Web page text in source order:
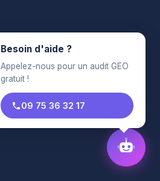
Besoin d'aide ?
Appelez-nous pour un audit GEO
gratuit !
09 75 36 32 17